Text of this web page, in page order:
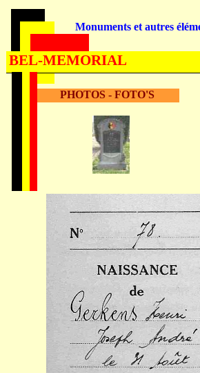
PHOTOS - FOTO'S
Monuments et autres
BEL-MEMORIAL